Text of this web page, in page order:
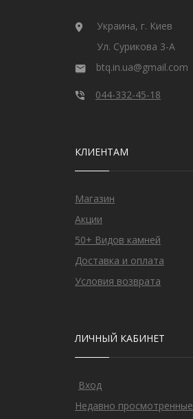
Украина, г. Киев
Ул. Сурикова 3-А
btq.in.ua@gmail.com
044-332-45-18
КЛИЕНТАМ
Магазин
Акции
50+ Видов камней
Доставка и оплата
Условия возврата
ЛИЧНЫЙ КАБИНЕТ
Вход
Недавно просмотренные